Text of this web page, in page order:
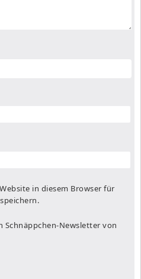
in diesem Browser für
Schnäppchen-Newsletter von